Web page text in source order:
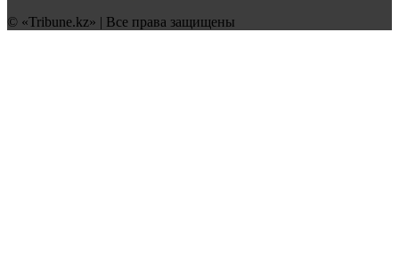
© «Tribune.kz» | Все права защищены